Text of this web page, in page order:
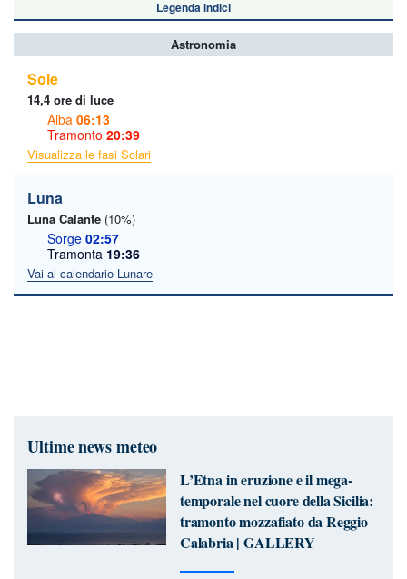
Legenda indici
Astronomia
Sole
14,4 ore di luce
Alba 06:13
Tramonto 20:39
Visualizza le fasi Solari
Luna
Luna Calante (10%)
Sorge 02:57
Tramonta 19:36
Vai al calendario Lunare
Ultime news meteo
L’Etna in eruzione e il mega-
temporale nel cuore della Sicilia:
tramonto mozzafiato da Reggio
Calabria | GALLERY